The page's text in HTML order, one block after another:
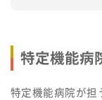
特定機能病
特定機能病院が担